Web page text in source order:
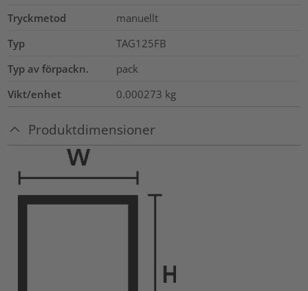
Tryckmetod
manuellt
Typ
TAG125FB
Typ av förpackn.
pack
Vikt/enhet
0.000273 kg
Produktdimensioner